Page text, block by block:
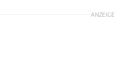
ANZEIGE